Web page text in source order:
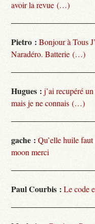
avoir la revue (…)
Pietro : Bonjour à Tous
Naradéro. Batterie (…)
Hugues : j’ai recupéré
mais je ne connais (…)
gache : Qu’elle huile
moon merci
Paul Courbis : Le code